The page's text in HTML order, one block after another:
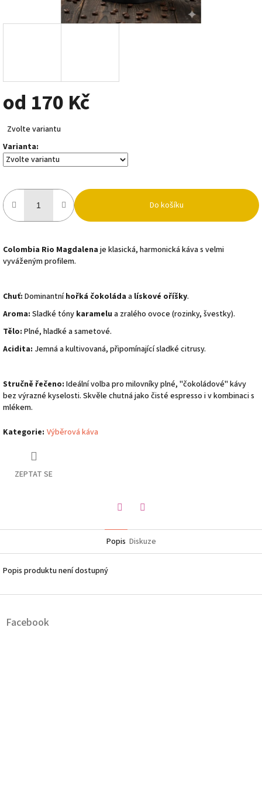
od 170 Kč
cena:
Zvolte variantu
Varianta:
Do košíku
Colombia Rio Magdalena je klasická, harmonická káva s velmi
vyváženým profilem.
Chuť: Dominantníhořká čokoláda a lískové oříšky.
Aroma: Sladké tóny karamelu a zralého ovoce (rozinky, švestky).
Tělo: Plné, hladké a sametové.
Acidita: Jemná a kultivovaná, připomínající sladké citrusy.
Stručně řečeno: Ideální volba pro milovníky plné, "čokoládové" kávy
bez výrazné kyselosti. Skvěle chutná jako čisté espresso i v kombinaci s
mlékem.
Kategorie: Výběrová káva
ZEPTAT SE
Popis Diskuze
Popis produktu není dostupný
Z
Facebook